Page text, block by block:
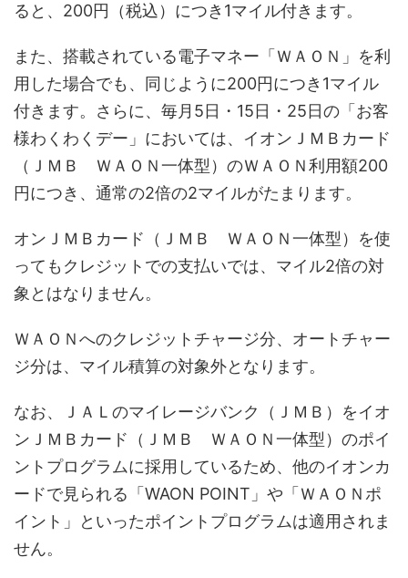
ると、200円（税込）につき1マイル付きます。
また、搭載されている電子マネー「ＷＡＯＮ」を利
用した場合でも、同じように200円につき1マイル
付きます。さらに、毎月5日・15日・25日の「お客
様わくわくデー」においては、イオンＪＭＢカード
（ＪＭＢ ＷＡＯＮ一体型）のＷＡＯＮ利用額200
円につき、通常の2倍の2マイルがたまります。
オンＪＭＢカード（ＪＭＢ ＷＡＯＮ一体型）を使
ってもクレジットでの支払いでは、マイル2倍の対
象とはなりません。
ＷＡＯＮへのクレジットチャージ分、オートチャー
ジ分は、マイル積算の対象外となります。
なお、ＪＡＬのマイレージバンク（ＪＭＢ）をイオ
ンＪＭＢカード（ＪＭＢ ＷＡＯＮ一体型）のポイ
ントプログラムに採用しているため、他のイオンカ
ードで見られる「WAON POINT」や「ＷＡＯＮポ
イント」といったポイントプログラムは適用されま
せん。